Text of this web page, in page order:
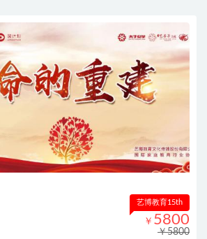
艺博教育15th
￥ 5800
￥5800